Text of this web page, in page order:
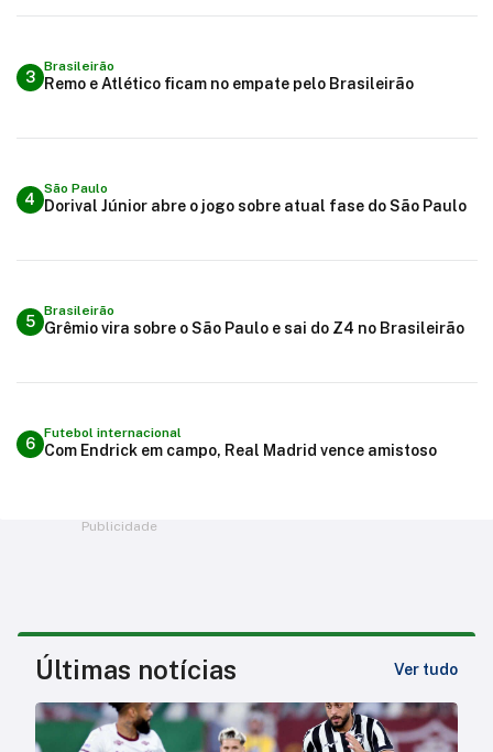
3
Brasileirão
Remo e Atlético ficam no empate pelo Brasileirão
4
São Paulo
Dorival Júnior abre o jogo sobre atual fase do São Paulo
5
Brasileirão
Grêmio vira sobre o São Paulo e sai do Z4 no Brasileirão
6
Futebol internacional
Com Endrick em campo, Real Madrid vence amistoso
Publicidade
Últimas notícias Ver tudo